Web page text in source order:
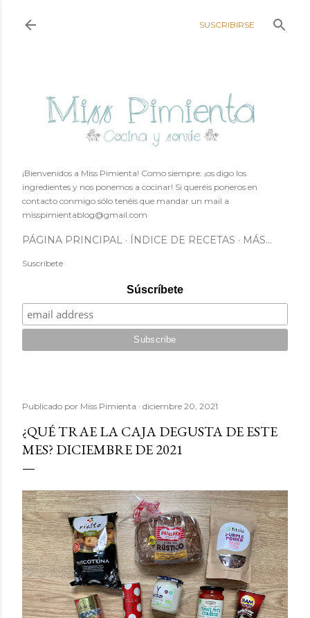
SUSCRIBIRSE
¡Bienvenidos a Miss Pimienta! Como siempre: ¡os digo los
ingredientes y nos ponemos a cocinar! Si queréis poneros en
contacto conmigo sólo tenéis que mandar un mail a
misspimientablog@gmail.com
PÁGINA PRINCIPAL ÍNDICE DE RECETAS MÁS…
Suscríbete
Súscríbete
Publicado por Miss Pimienta diciembre 20, 2021
¿QUÉ TRAE LA CAJA DEGUSTA DE ESTE
MES? DICIEMBRE DE 2021